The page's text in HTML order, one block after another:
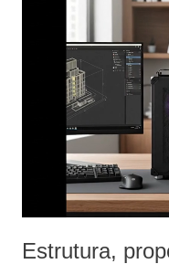
Estrutura,